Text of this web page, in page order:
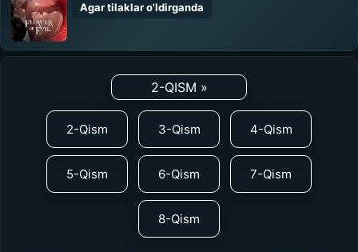
Agar tilaklar o'ldirganda
0:00/0:00
2-QISM »
2-Qism 3-Qism 4-Qism
5-Qism 6-Qism 7-Qism
8-Qism